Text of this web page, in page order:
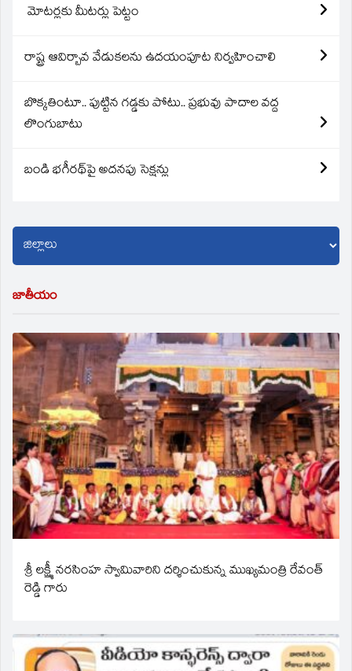
మోటర్లకు మీటర్లు పెట్టం
రాష్ట్ర ఆవిర్బావ వేడుకలను ఉదయంపూట నిర్వహించాలి
బొక్కతింటూ.. పుట్టిన గడ్డకు పోటు.. ప్రభువు పాదాల వద్ద
లొంగుబాటు
బండి భగీరథ్‌పై అదనపు సెక్షన్లు
జాతీయం
శ్రీ లక్ష్మీ నరసింహ స్వామివారిని దర్శించుకున్న ముఖ్యమంత్రి రేవంత్
రెడ్డి గారు